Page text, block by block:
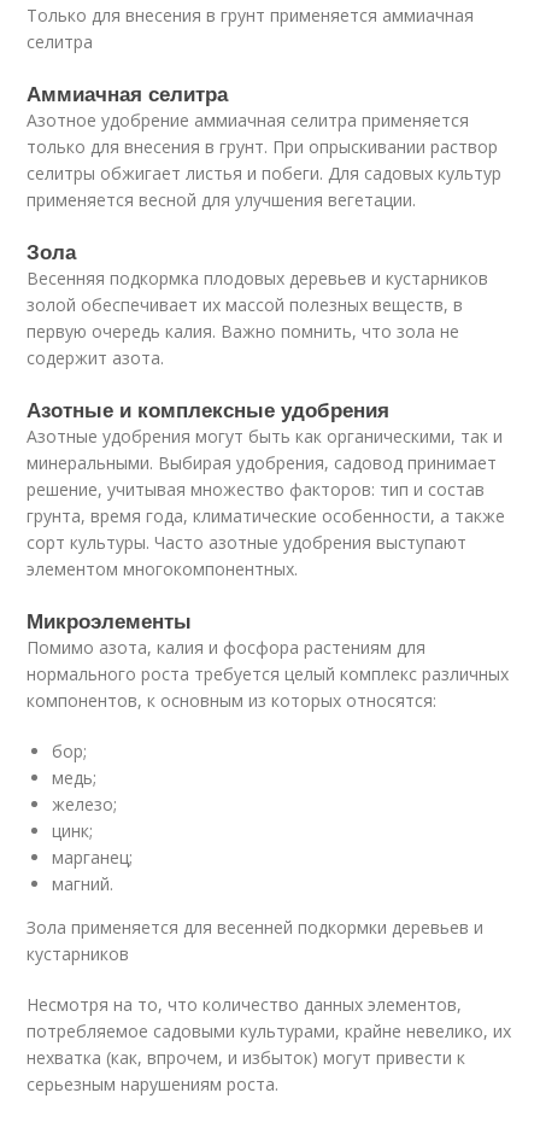
Только для внесения в грунт применяется аммиачная
селитра
Аммиачная селитра
Азотное удобрение аммиачная селитра применяется
только для внесения в грунт. При опрыскивании раствор
селитры обжигает листья и побеги. Для садовых культур
применяется весной для улучшения вегетации.
Зола
Весенняя подкормка плодовых деревьев и кустарников
золой обеспечивает их массой полезных веществ, в
первую очередь калия. Важно помнить, что зола не
содержит азота.
Азотные и комплексные удобрения
Азотные удобрения могут быть как органическими, так и
минеральными. Выбирая удобрения, садовод принимает
решение, учитывая множество факторов: тип и состав
грунта, время года, климатические особенности, а также
сорт культуры. Часто азотные удобрения выступают
элементом многокомпонентных.
Микроэлементы
Помимо азота, калия и фосфора растениям для
нормального роста требуется целый комплекс различных
компонентов, к основным из которых относятся:
бор;
медь;
железо;
цинк;
марганец;
магний.
Зола применяется для весенней подкормки деревьев и
кустарников
Несмотря на то, что количество данных элементов,
потребляемое садовыми культурами, крайне невелико, их
нехватка (как, впрочем, и избыток) могут привести к
серьезным нарушениям роста.